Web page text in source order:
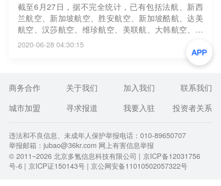
截至6月27日，据不完全统计，已有包括法航、新西
兰航空、新加坡航空、胜安航空、新加坡酷航、达美
航空、汉莎航空、维珍航空、美联航、大韩航空、韩
亚航空、全日空航空、日本航空、埃塞俄比亚航空在
内的14家外国航空公司发布了复航中国的航班计划。
2020-06-28 04:30:15
商务合作 关于我们 加入我们
联系我们
城市加盟
寻求报道 我要入驻 投资者关系
违法和不良信息、未成年人保护举报电话：010-89650707
举报邮箱：jubao@36kr.com 网上有害信息举报
© 2011~2026北京多氪信息科技有限公司 | 京ICP备12031756
号-6 | 京ICP证150143号 | 京公网安备11010502057322号